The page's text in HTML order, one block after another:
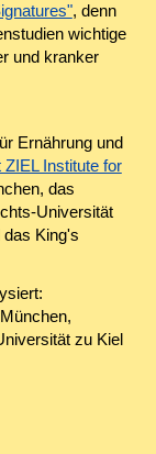
, denn
wichtige
und kranker
Ernährung und
Institute for
das
Universität
King's
zu Kiel